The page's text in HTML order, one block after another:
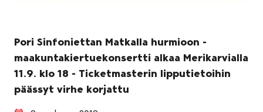
Pori Sinfoniettan Matkalla hurmioon -
maakuntakiertuekonsertti alkaa Merikarvialla
11.9. klo 18 - Ticketmasterin lipputietoihin
päässyt virhe korjattu